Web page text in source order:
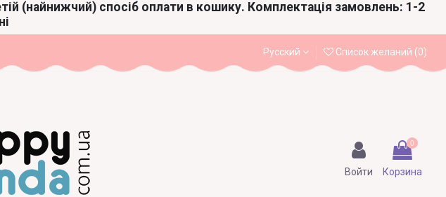
(найнижчий) спосіб оплати в кошику. Комплектація замовлень: 1-2
Русский Список желаний (0)
Войти
0
Корзина